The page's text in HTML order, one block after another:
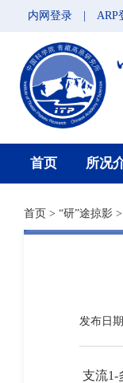
内网登录 ARP
首页 所况
首页 > “研”途掠影 >
发布日
支流1-